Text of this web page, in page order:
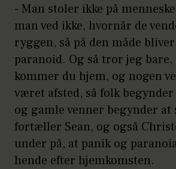
- Man stoler ikke på
man ved ikke, hvornår de
ryggen, så på den måde
paranoid. Og så tror jeg bare,
kommer du hjem, og nogen
været afsted, så folk begynder
og gamle venner begynder at
fortæller Sean, og også
under på, at panik og
hende efter hjemkomsten.